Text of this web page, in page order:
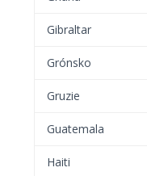
Gibraltar
Grónsko
Gruzie
Guatemala
Haiti